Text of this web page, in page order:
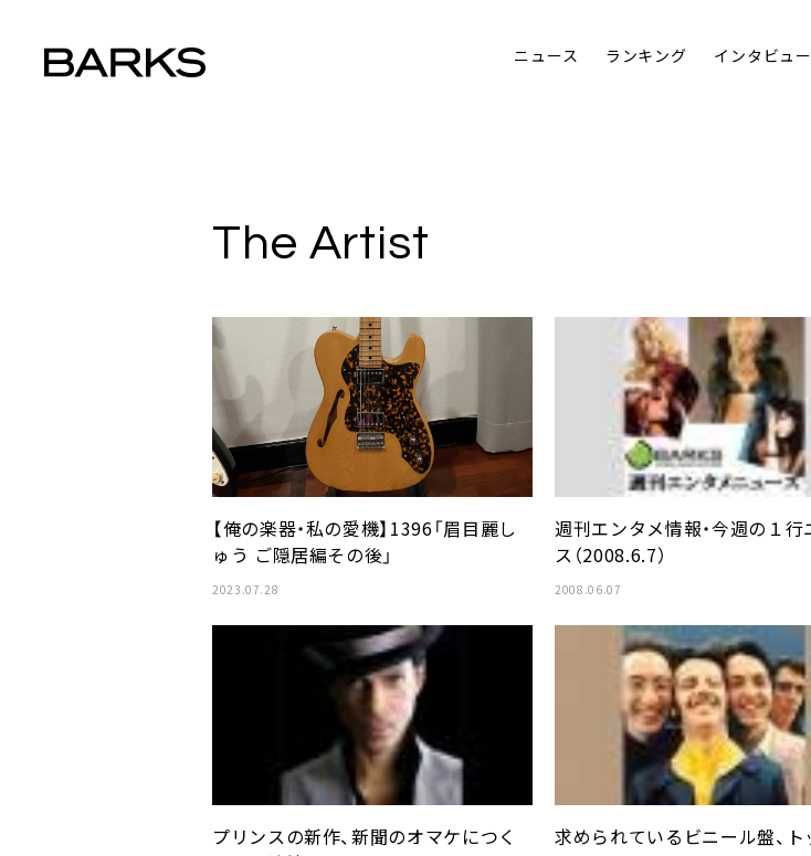
ニュース ランキング インタビュー
The Artist
【俺の楽器・私の愛機】1396「眉目麗し
ゅう ご隠居編その後」
2023.07.28
週刊エンタメ情報・今週の１行
ス（2008.6.7）
2008.06.07
プリンスの新作、新聞のオマケにつく
求められているビニール盤、